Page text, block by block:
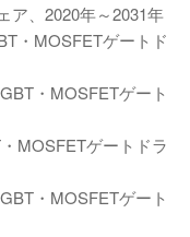
ア、2020年～2031年
・MOSFETゲートド
・MOSFETゲート
MOSFETゲートドラ
・MOSFETゲート